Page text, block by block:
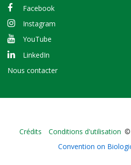
Facebook
Instagram
YouTube
LinkedIn
Nous contacter
-
Crédits Conditions d'utilisation ©
Convention on